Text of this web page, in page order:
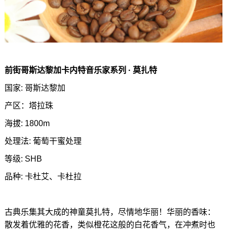
前街哥斯达黎加卡内特音乐家系列 · 莫扎特
国家: 哥斯达黎加
产区：塔拉珠
海拔: 1800m
处理法: 葡萄干蜜处理
等级: SHB
品种: 卡杜艾、卡杜拉
古典乐集其大成的神童莫扎特，尽情地华丽！华丽的香味：
散发着优雅的花香，类似橙花这般的白花香气，在冲煮时也